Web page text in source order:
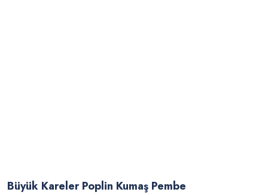
Büyük Kareler Poplin Kumaş Pembe